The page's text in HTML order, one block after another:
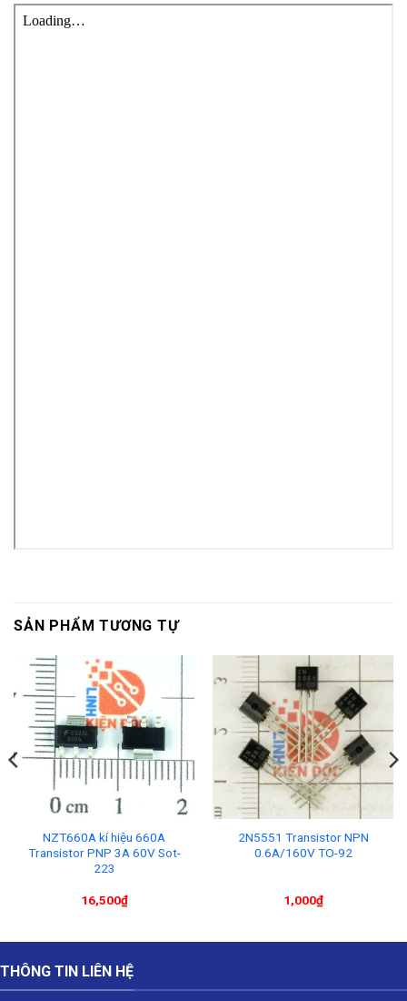
SẢN PHẨM TƯƠNG TỰ
NZT660A kí hiệu 660A
Transistor PNP 3A 60V Sot-
223
16,500₫
2N5551 Transistor NPN
0.6A/160V TO-92
1,000₫
THÔNG TIN LIÊN HỆ